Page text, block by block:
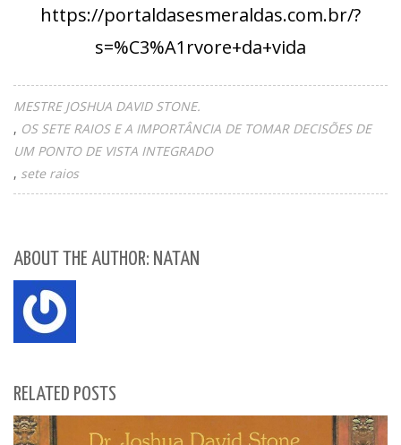
https://portaldasesmeraldas.com.br/?
s=%C3%A1rvore+da+vida
MESTRE JOSHUA DAVID STONE.
OS SETE RAIOS E A IMPORTÂNCIA DE TOMAR DECISÕES DE
UM PONTO DE VISTA INTEGRADO
sete raios
ABOUT THE AUTHOR: NATAN
RELATED POSTS